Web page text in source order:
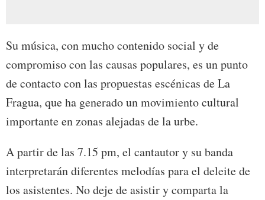
Su música, con mucho contenido social y de
compromiso con las causas populares, es un punto
de contacto con las propuestas escénicas de La
Fragua, que ha generado un movimiento cultural
importante en zonas alejadas de la urbe.
A partir de las 7.15 pm, el cantautor y su banda
interpretarán diferentes melodías para el deleite de
los asistentes. No deje de asistir y comparta la